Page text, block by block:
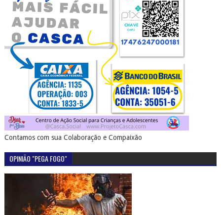
Contamos com sua Colaboração e Compaixão
OPINIÃO "PEGA FOGO"